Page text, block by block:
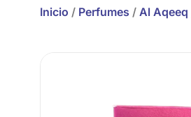
Inicio / Perfumes / Al Aqeeq